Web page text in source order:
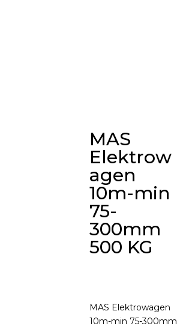
MAS
Elektrow
agen
10m-min
75-
300mm
500 KG
MAS Elektrowagen
10m-min 75-300mm